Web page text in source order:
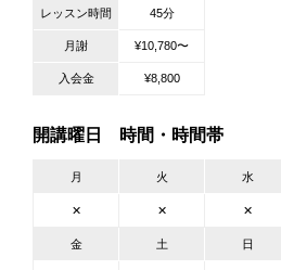
レッスン時間 45分
月謝 ¥10,780〜
入会金 ¥8,800
開講曜日 時間・時間帯
月 火 水
✕ ✕ ✕
金 土 日